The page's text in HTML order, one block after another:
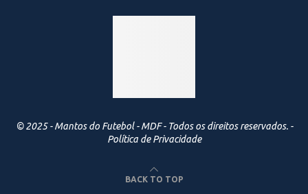
© 2025 - Mantos do Futebol - MDF - Todos os direitos reservados. -
Política de Privacidade
BACK TO TOP